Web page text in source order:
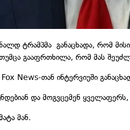
ტრამპმა განაცხადა, რომ
გააფრთხილა, რომ მას
Fox News-თან ინტერვიუში
და მოგვცემენ
მან.